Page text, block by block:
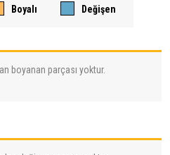
Boyalı Değişen
boyanan parçası yoktur.